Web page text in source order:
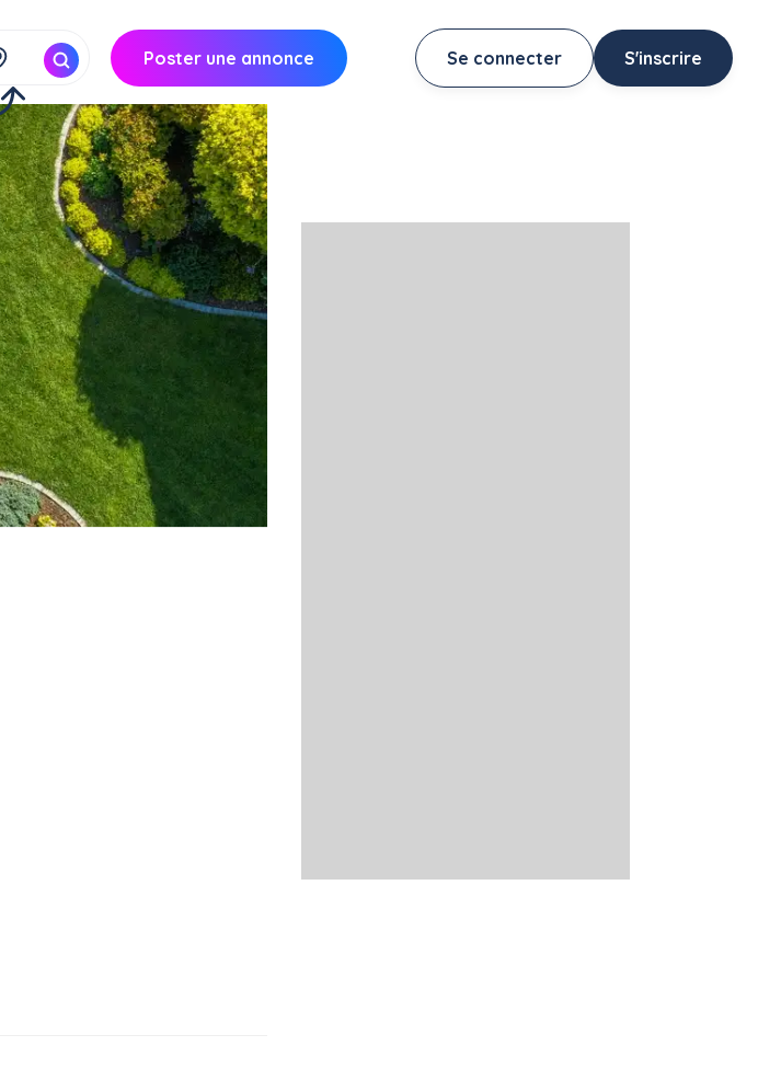
Poster une annonce Se connecter S'inscrire